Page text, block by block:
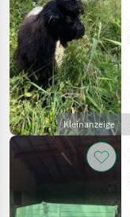
Kleinanzeige